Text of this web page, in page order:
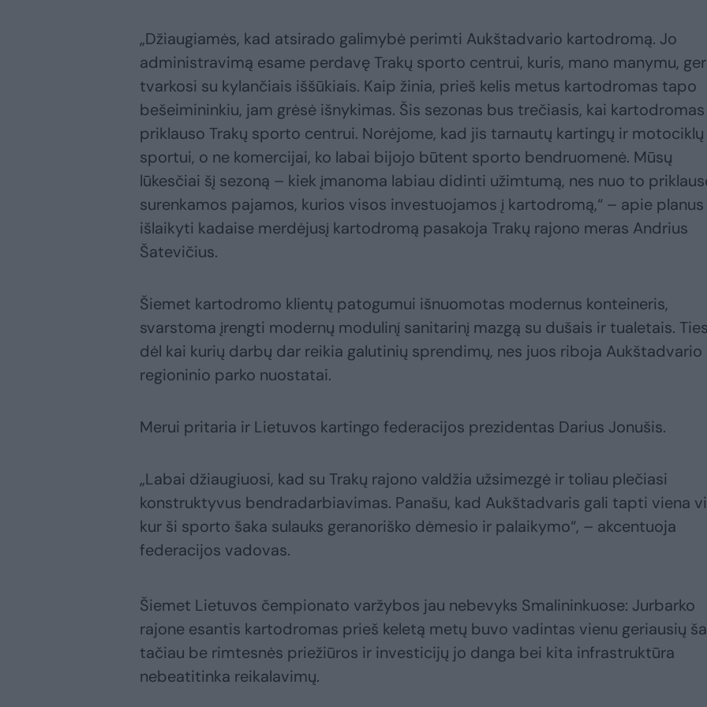
„Džiaugiamės, kad atsirado galimybė perimti Aukštadvario kartodromą. Jo
administravimą esame perdavę Trakų sporto centrui, kuris, mano manymu,
tvarkosi su kylančiais iššūkiais. Kaip žinia, prieš kelis metus kartodromas tapo
bešeimininkiu, jam grėsė išnykimas. Šis sezonas bus trečiasis, kai kartodromas
priklauso Trakų sporto centrui. Norėjome, kad jis tarnautų kartingų ir motociklų
sportui, o ne komercijai, ko labai bijojo būtent sporto bendruomenė. Mūsų
lūkesčiai šį sezoną – kiek įmanoma labiau didinti užimtumą, nes nuo to
surenkamos pajamos, kurios visos investuojamos į kartodromą,“ – apie planus
išlaikyti kadaise merdėjusį kartodromą pasakoja Trakų rajono meras Andrius
Šatevičius.
Šiemet kartodromo klientų patogumui išnuomotas modernus konteineris,
svarstoma įrengti modernų modulinį sanitarinį mazgą su dušais ir tualetais.
dėl kai kurių darbų dar reikia galutinių sprendimų, nes juos riboja Aukštadvario
regioninio parko nuostatai.
Merui pritaria ir Lietuvos kartingo federacijos prezidentas Darius Jonušis.
„Labai džiaugiuosi, kad su Trakų rajono valdžia užsimezgė ir toliau plečiasi
konstruktyvus bendradarbiavimas. Panašu, kad Aukštadvaris gali tapti viena
kur ši sporto šaka sulauks geranoriško dėmesio ir palaikymo“, – akcentuoja
federacijos vadovas.
Šiemet Lietuvos čempionato varžybos jau nebevyks Smalininkuose: Jurbarko
rajone esantis kartodromas prieš keletą metų buvo vadintas vienu geriausių
tačiau be rimtesnės priežiūros ir investicijų jo danga bei kita infrastruktūra
nebeatitinka reikalavimų.